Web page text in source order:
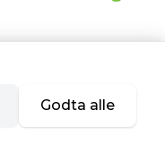
avShoplabs
Godta alle